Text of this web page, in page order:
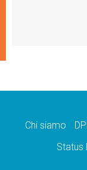
Chi siamo
Status